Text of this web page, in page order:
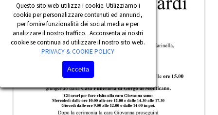
Questo sito web utilizza i cookie. Utilizziamo i
cookie per personalizzare contenuti ed annunci,
per fornire funzionalità dei social media e per
analizzare il nostro traffico. Acconsenta ai nostri
cookie se continua ad utilizzare il nostro sito web.
PRIVACY & COOKIE POLICY
Accetta